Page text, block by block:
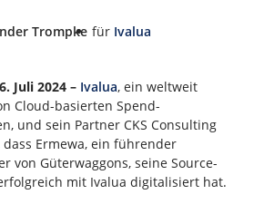
Trompke für Ivalua
Juli 2024 – Ivalua, ein weltweit
Cloud-basierten Spend-
und sein Partner CKS Consulting
Ermewa, ein führender
von Güterwaggons, seine Source-
mit Ivalua digitalisiert hat.